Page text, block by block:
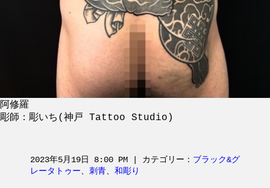
阿修羅
彫師：彫いち(神戸 Tattoo Studio)
2023年5月19日 8:00 PM | カテゴリー： ブラック&グ
レータトゥー、 刺青、 和彫り